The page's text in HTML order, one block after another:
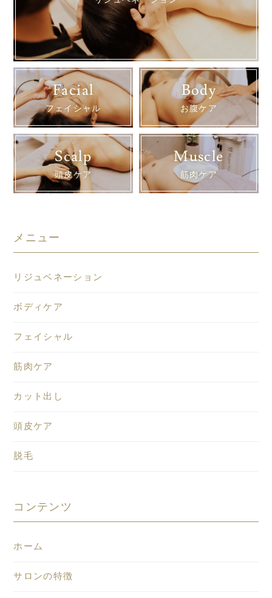
Facial
フェイシャル
Body
お腹ケア
Scalp
頭皮ケア
Muscle
筋肉ケア
メニュー
リジュベネーション
ボディケア
フェイシャル
筋肉ケア
カット出し
頭皮ケア
脱毛
コンテンツ
ホーム
サロンの特徴